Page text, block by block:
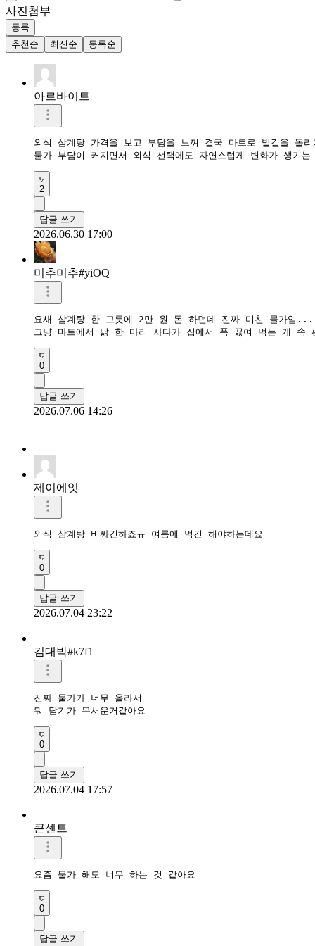
사진첨부
등록
추천순
최신순 등록순
아르바이트
외식 삼계탕 가격을 보고 부담을 느껴 결국 마트로 발길을 돌
2
답글 쓰기
2026.06.30 17:00
미추미추#yiOQ
요새 삼계탕 한 그릇에 2만 원 돈 하던데 진짜 미친 물가임
그냥 마트에서 닭 한 마리 사다가 집에서 푹 끓여 먹는 게 속
0
답글 쓰기
2026.07.06 14:26
제이에잇
외식 삼계탕 비싸긴하죠ㅠ 여름에 먹긴 해야하는데요
0
답글 쓰기
2026.07.04 23:22
김대박#k7f1
진짜 물가가 너무 올라서
뭐 담기가 무서운거같아요
0
답글 쓰기
2026.07.04 17:57
콘센트
요즘 물가 해도 너무 하는 것 같아요
0
답글 쓰기